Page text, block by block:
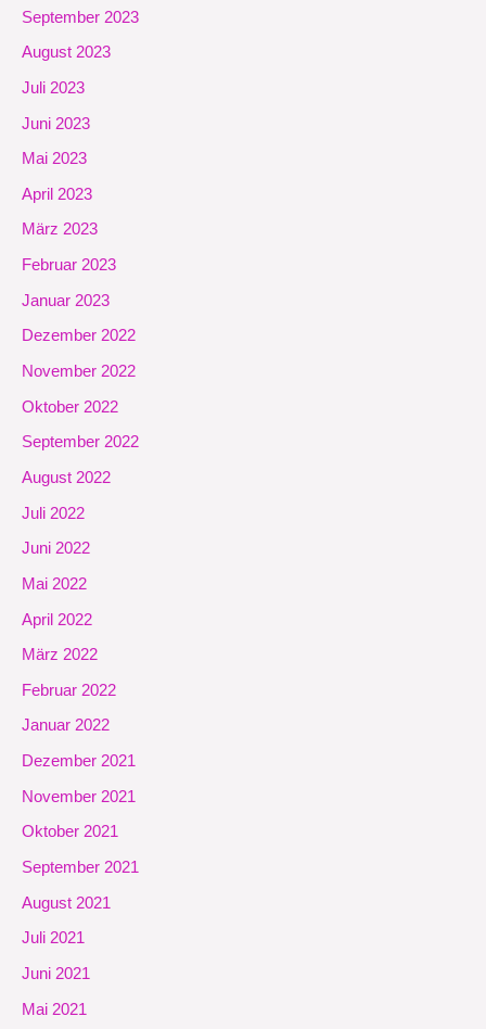
September 2023
August 2023
Juli 2023
Juni 2023
Mai 2023
April 2023
März 2023
Februar 2023
Januar 2023
Dezember 2022
November 2022
Oktober 2022
September 2022
August 2022
Juli 2022
Juni 2022
Mai 2022
April 2022
März 2022
Februar 2022
Januar 2022
Dezember 2021
November 2021
Oktober 2021
September 2021
August 2021
Juli 2021
Juni 2021
Mai 2021